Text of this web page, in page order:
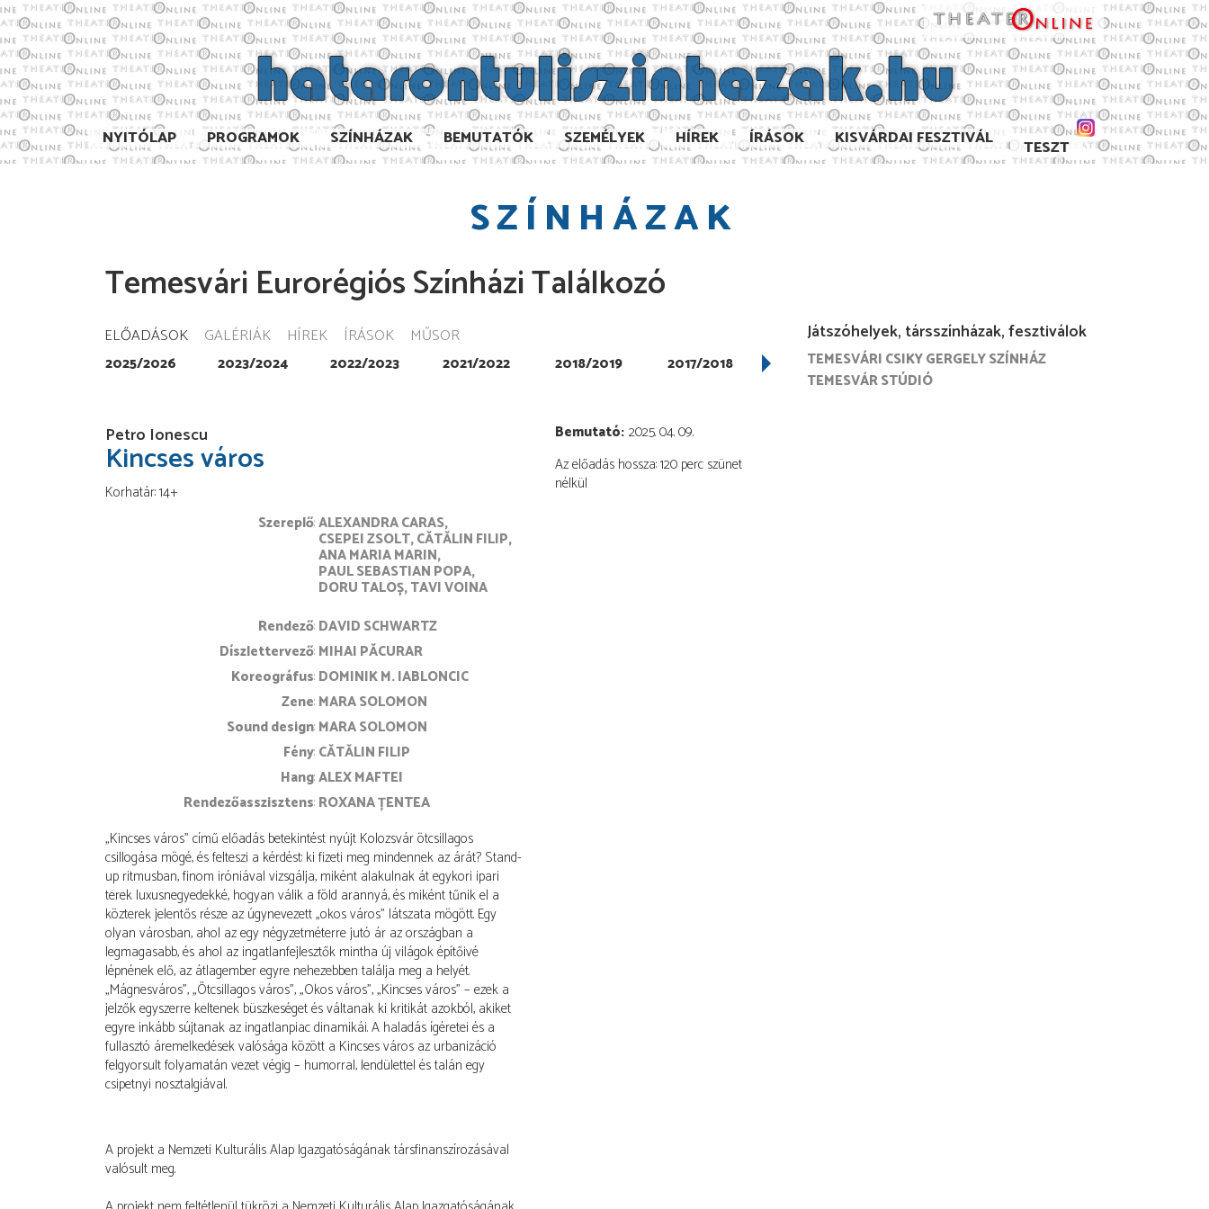
NYITÓLAP PROGRAMOK SZÍNHÁZAK BEMUTATÓK SZEMÉLYEK HÍREK ÍRÁSOK KISVÁRDAI FESZTIVÁL TESZT
SZÍNHÁZAK
Temesvári Eurorégiós Színházi Találkozó
ELŐADÁSOK GALÉRIÁK HÍREK ÍRÁSOK MŰSOR
2025/2026 2023/2024 2022/2023 2021/2022 2018/2019 2017/2018 2016/2017 2015/2016 2014/2015
Petro Ionescu
Kincses város
Korhatár: 14+
Szereplő ALEXANDRA CARAS
CSEPEI ZSOLT CĂTĂLIN FILIP
ANA MARIA MARIN
PAUL SEBASTIAN POPA
DORU TALOȘ TAVI VOINA
rendező DAVID SCHWARTZ
díszlettervező MIHAI PĂCURAR
koreográfus DOMINIK M. IABLONCIC
zene MARA SOLOMON
sound design MARA SOLOMON
fény CĂTĂLIN FILIP
hang ALEX MAFTEI
rendezőasszisztens ROXANA ȚENTEA
„Kincses város” című előadás betekintést nyújt Kolozsvár ötcsillagos
csillogása mögé, és felteszi a kérdést: ki fizeti meg mindennek az árát? Stand-
up ritmusban, finom iróniával vizsgálja, miként alakulnak át egykori ipari
terek luxusnegyedekké, hogyan válik a föld arannyá, és miként tűnik el a
közterek jelentős része az úgynevezett „okos város” látszata mögött. Egy
olyan városban, ahol az egy négyzetméterre jutó ár az országban a
legmagasabb, és ahol az ingatlanfejlesztők mintha új világok építőivé
lépnének elő, az átlagember egyre nehezebben találja meg a helyét.
„Mágnesváros”, „Ötcsillagos város”, „Okos város”, „Kincses város” – ezek a
jelzők egyszerre keltenek büszkeséget és váltanak ki kritikát azokból, akiket
egyre inkább sújtanak az ingatlanpiac dinamikái. A haladás ígéretei és a
fullasztó áremelkedések valósága között a Kincses város az urbanizáció
felgyorsult folyamatán vezet végig – humorral, lendülettel és talán egy
csipetnyi nosztalgiával.
A projekt a Nemzeti Kulturális Alap Igazgatóságának társfinanszírozásával
valósult meg.
Bemutató 2025. 04. 09.
Az előadás hossza: 120 perc szünet
nélkül
Játszóhelyek, társszínházak, fesztiválok
TEMESVÁRI CSIKY GERGELY SZÍNHÁZ
TEMESVÁR STÚDIÓ